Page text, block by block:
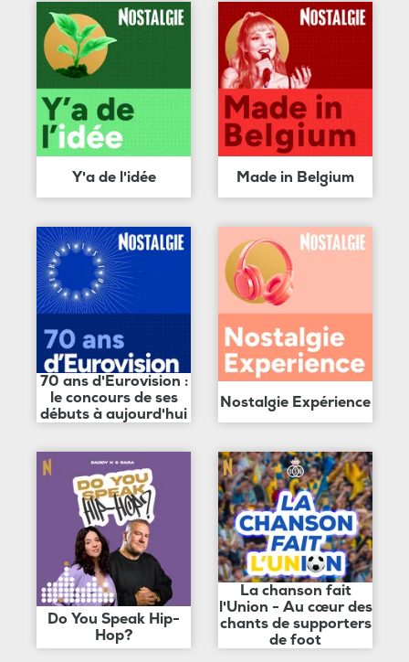
Y'a de l'idée Made in Belgium
70 ans d'Eurovision :
le concours de ses
débuts à aujourd'hui
Nostalgie Expérience
Do You Speak Hip-
Hop?
La chanson fait
l'Union - Au cœur des
chants de supporters
de foot